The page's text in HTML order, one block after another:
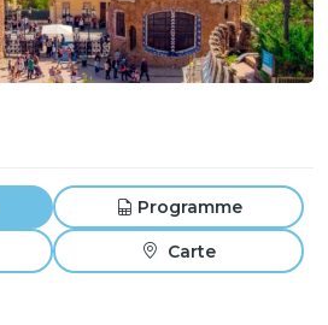
Programme
Carte